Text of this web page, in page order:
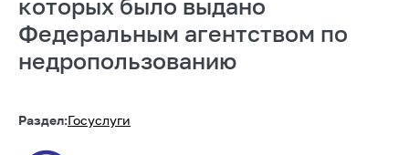
которых было выдано
Федеральным агентством по
недропользованию
Раздел:Госуслуги